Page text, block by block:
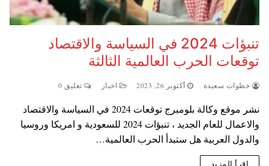
تنبؤات 2024 في السياسة والاقتصاد
توقعات الحرب العالمية الثالثة
خطوات سعيدة أكتوبر 26, 2023 اخبار تعليق 0
نشر موقع وكالة بلومبرج توقعات 2024 في السياسة والاقتصاد
والاعمال للعام الجديد ، تنبؤات 2024 للسعودية و امريكا وروسيا
والدول العربية هل ستبدأ الحرب العالمية…
اقرأ المزيد